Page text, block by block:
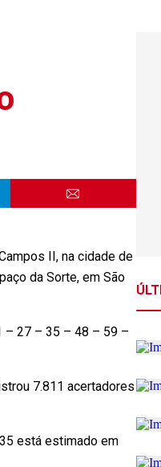
II, na cidade de
da Sorte, em São
– 27 – 35 – 48 – 59 –
7.811 acertadores
está estimado em